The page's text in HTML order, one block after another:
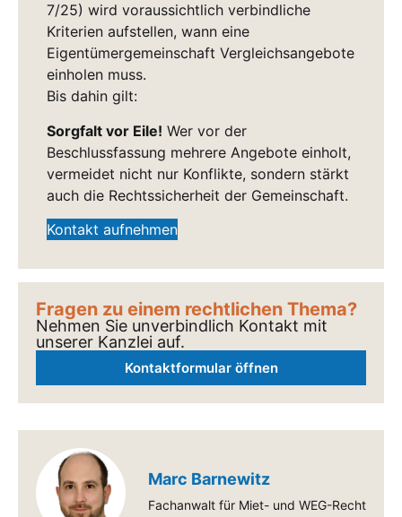
7/25) wird voraussichtlich verbindliche
Kriterien aufstellen, wann eine
Eigentümergemeinschaft Vergleichsangebote
einholen muss.
Bis dahin gilt:
Sorgfalt vor Eile! Wer vor der
Beschlussfassung mehrere Angebote einholt,
vermeidet nicht nur Konflikte, sondern stärkt
auch die Rechtssicherheit der Gemeinschaft.
Kontakt aufnehmen
Fragen zu einem rechtlichen Thema?
Nehmen Sie unverbindlich Kontakt mit
unserer Kanzlei auf.
Kontaktformular öffnen
Marc Barnewitz
Fachanwalt für Miet- und WEG-Recht